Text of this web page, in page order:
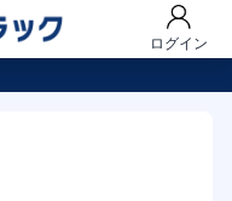
ログイン